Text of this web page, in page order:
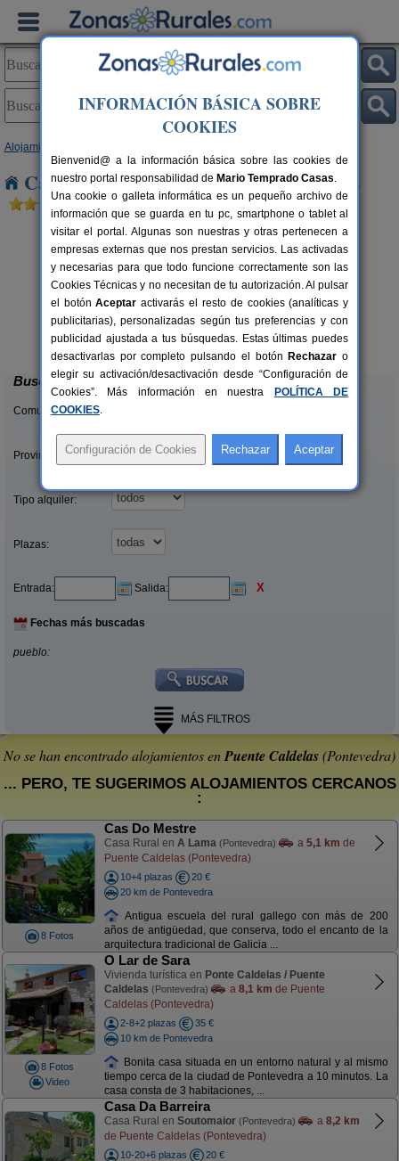
Alojamientos
Casas Rurales cerca de Puente Caldelas
30+6 pers.
desde35 €
Casa Rural Videira
Bueu (Pontevedra)
Buscar
Comunidades:
Provincias/Islas:
Tipo alquiler:
Plazas:
Entrada: Salida: X
Fechas más buscadas
pueblo:
MÁS FILTROS
No se han encontrado alojamientos enPuente Caldelas(Pontevedra)
... PERO, TE SUGERIMOS ALOJAMIENTOS CERCANOS
:
8 Fotos
Cas Do Mestre
Casa Rural en A Lama (Pontevedra) a 5,1 km de
Puente Caldelas (Pontevedra)
10+4 plazas
20 €
20 km de Pontevedra
Antigua escuela del rural gallego con más de 200
años de antigüedad, que conserva, todo el encanto de la
arquitectura tradicional de Galicia ...
8 Fotos
Video
O Lar de Sara
Vivienda turística en Ponte Caldelas / Puente
Caldelas (Pontevedra) a 8,1 km de Puente
Caldelas (Pontevedra)
2-8+2 plazas
35 €
10 km de Pontevedra
Bonita casa situada en un entorno natural y al mismo
tiempo cerca de la ciudad de Pontevedra a 10 minutos. La
casa consta de 3 habitaciones, ...
Casa Da Barreira
Casa Rural en Soutomaior (Pontevedra) a 8,2 km
de Puente Caldelas (Pontevedra)
10-20+6 plazas
20 €
INFORMACIÓN BÁSICA SOBRE
COOKIES
Bienvenid@ a la información básica sobre las cookies de
nuestro portal responsabilidad de Mario Temprado Casas.
Una cookie o galleta informática es un pequeño archivo de
información que se guarda en tu pc, smartphone o tablet al
visitar el portal. Algunas son nuestras y otras pertenecen a
empresas externas que nos prestan servicios. Las activadas
y necesarias para que todo funcione correctamente son las
Cookies Técnicas y no necesitan de tu autorización. Al pulsar
el botónAceptar activarás el resto de cookies (analíticas y
publicitarias), personalizadas según tus preferencias y con
publicidad ajustada a tus búsquedas. Estas últimas puedes
desactivarlas por completo pulsando el botón Rechazar o
elegir su activación/desactivación desde “Configuración de
Cookies”. Más información en nuestra
POLÍTICA DE
COOKIES.